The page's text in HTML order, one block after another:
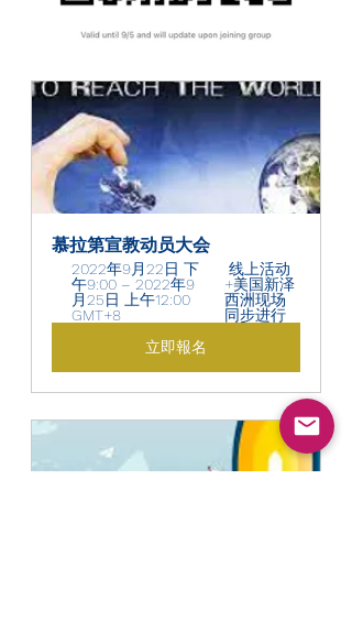
慕拉第宣教动员大会
2022年9月22日 下
午9:00 – 2022年9
月25日 上午12:00
GMT+8
线上活动
+美国新泽
西洲现场
同步进行
立即報名